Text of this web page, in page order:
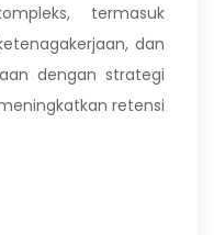
termasuk
dan
dengan strategi
retensi